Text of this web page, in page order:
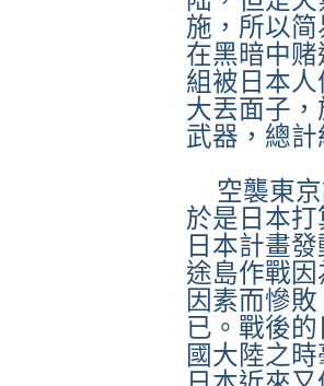
施，所以
在黑暗中
組被日本
大丟面子
武器，總計
空襲東
於是日本
日本計畫
途島作戰
因素而慘
已。戰後
國大陸之